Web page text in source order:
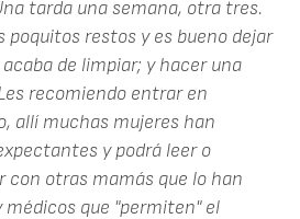
tarda una semana, otra tres.
poquitos restos y es bueno dejar
de limpiar; y hacer una
recomiendo entrar en
allí muchas mujeres han
y podrá leer o
otras mamás que lo han
médicos que "permiten" el